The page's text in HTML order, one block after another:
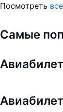
Посмотреть
Самые